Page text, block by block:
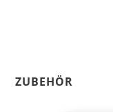
ZUBEHÖR